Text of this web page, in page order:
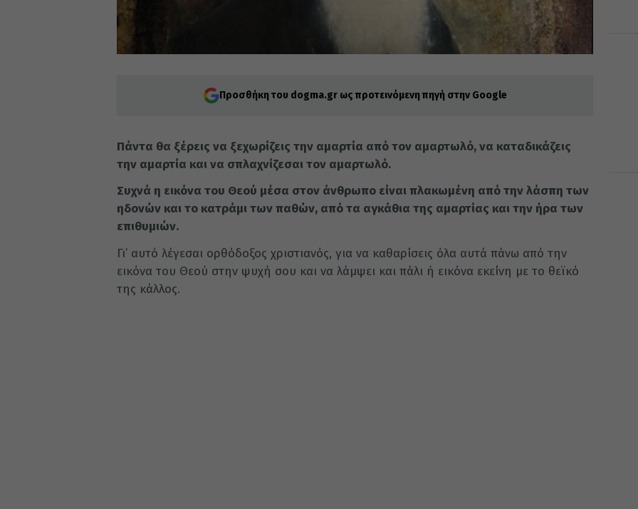
Προσθήκη του dogma.gr ως προτεινόμενη πηγή στην Google
Πάντα θα ξέρεις να ξεχωρίζεις την αμαρτία από τον αμαρτωλό, να καταδικάζεις
την αμαρτία και να σπλαχνίζεσαι τον αμαρτωλό.
Συχνά η εικόνα του Θεού μέσα στον άνθρωπο εί­ναι πλακωμένη από την λάσπη των
ηδονών και το κα­τράμι των παθών, από τα αγκάθια της αμαρτίας και την ήρα των
επιθυμιών.
Γι’ αυτό λέγεσαι ορθόδοξος χριστιανός, για να καθαρίσεις όλα αυτά πάνω από την
εικόνα του Θεού στην ψυχή σου και να λάμψει και πάλι ή εικόνα εκείνη με το θεϊκό
της κάλλος.